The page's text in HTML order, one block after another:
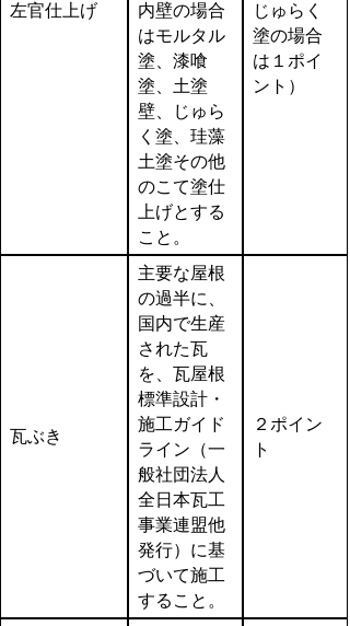
左官仕上げ
内壁の場合
はモルタル
塗、漆喰
塗、土塗
壁、じゅら
く塗、珪藻
土塗その他
のこて塗仕
上げとする
こと。
じゅらく
塗の場合
は１ポイ
ント）
瓦ぶき
主要な屋根
の過半に、
国内で生産
された瓦
を、瓦屋根
標準設計・
施工ガイド
ライン（一
般社団法人
全日本瓦工
事業連盟他
発行）に基
づいて施工
すること。
２ポイン
ト